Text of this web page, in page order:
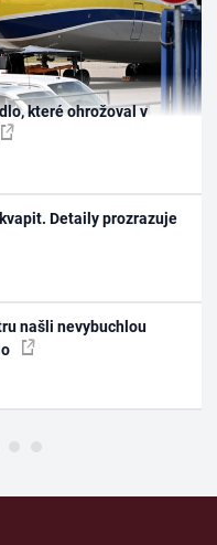
které ohrožoval v
Detaily prozrazuje
našli nevybuchlou